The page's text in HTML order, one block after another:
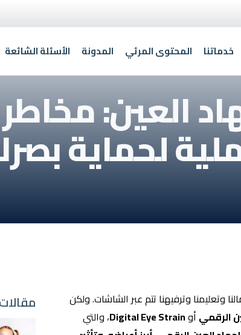
خدماتنا المحتوى المرئي المدونة الأسئلة الشائعة
العين:
لحماية
وتعليمنا وترفيهنا تتم عبر الشاشات. ولكن
الرقمي أوDigital Eye Strain، والتي